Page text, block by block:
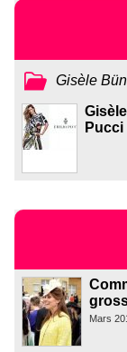
Gisèle
Pucci
Mars